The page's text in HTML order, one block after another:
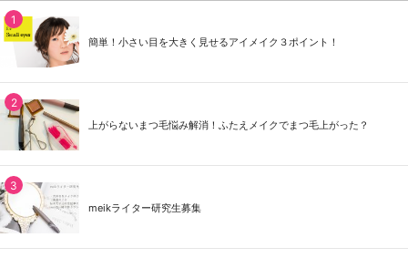
簡単！小さい目を大きく見せるアイメイク３ポイント！
上がらないまつ毛悩み解消！ふたえメイクでまつ毛上がった？
meikライター研究生募集